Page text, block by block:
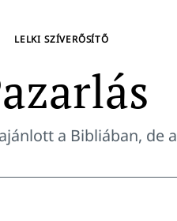
LELKI SZÍVERŐSÍTŐ
a Bibliában, de